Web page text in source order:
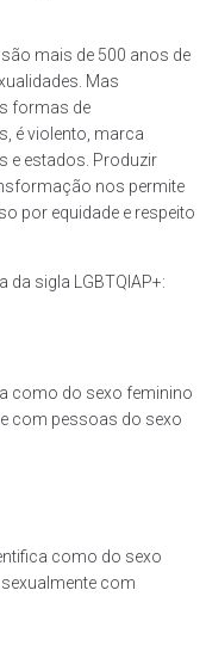
mais de 500 anos de
Mas
formas de
é violento, marca
e estados. Produzir
nos permite
por equidade e respeito
da sigla LGBTQIAP+:
como do sexo feminino
com pessoas do sexo
como do sexo
com